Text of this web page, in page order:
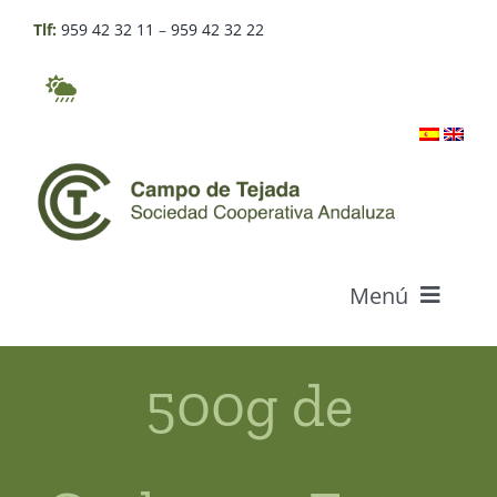
contenido
Tlf: 959 42 32 11 – 959 42 32 22
Menú
Quiénes somos
Productos
500g de